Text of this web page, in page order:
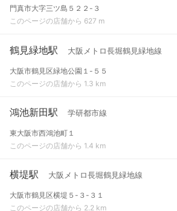
門真市大字三ツ島５２２-３
このページの店舗から 627 m
鶴見緑地駅 大阪メトロ長堀鶴見緑地線
大阪市鶴見区緑地公園１-５５
このページの店舗から 1.3 km
鴻池新田駅 学研都市線
東大阪市西鴻池町１
このページの店舗から 1.4 km
横堤駅 大阪メトロ長堀鶴見緑地線
大阪市鶴見区横堤５-３-３１
このページの店舗から 2.2 km